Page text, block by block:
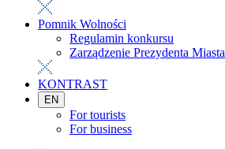
Pomnik Wolności
Regulamin konkursu
Zarządzenie Prezydenta Miasta
KONTRAST
EN
For tourists
For business